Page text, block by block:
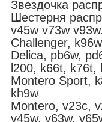
Звездочка
Шестерня
v45w v73w v93w.
Challenger, k96w
Delica, pb6w,
l200, k66t, k76t,
Montero Sport,
kh9w
Montero, v23c,
v45w, v63w,